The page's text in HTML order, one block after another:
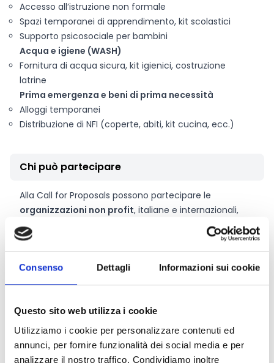
Consenso Dettagli Informazioni sui cookie
Questo sito web utilizza i cookie
Utilizziamo i cookie per personalizzare contenuti ed
annunci, per fornire funzionalità dei social media e per
analizzare il nostro traffico. Condividiamo inoltre
Accesso all’istruzione non formale
Spazi temporanei di apprendimento, kit scolastici
Supporto psicosociale per bambini
Acqua e igiene (WASH)
Fornitura di acqua sicura, kit igienici, costruzione
latrine
Prima emergenza e beni di prima necessità
Alloggi temporanei
Distribuzione di NFI (coperte, abiti, kit cucina, ecc.)
Chi può partecipare
Alla Call for Proposals possono partecipare le
organizzazioni non profit, italiane e internazionali,
che operano nel campo della cooperazione e
dell’aiuto umanitario iscritte all’elenco AICS (art. 26,
Legge 125/2014). È possibile presentare progetti in
forma associata. In tal caso:
Tutti i partner dell’ATS devono possedere i requisiti
quelli non iscritti con accordo preesistente);
L’ATS deve essere formalizzata secondo le indicazioni
del bando.